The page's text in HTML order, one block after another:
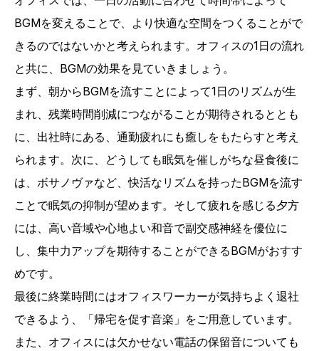
BGMを変えることで、より快適な空間をつくることがで
きるのではないかと考えられます。オフィスの1日の流れ
と共に、BGMの効果を見ていきましょう。
まず、朝からBGMを流すことによって1日のリズムが生
まれ、残業時間削減につながることが期待されるととも
に、出社時にある、通勤疲れにも癒しをもたらすと考え
られます。次に、どうしても眠気を催しがちな昼食後に
は、ボサノヴァなど、快活なリズムを持ったBGMを流す
ことで眠気の抑制が望めます。そして疲れを感じる夕方
には、高い音域や心地よい和音で副交感神経を優位に
し、集中力アップを期待することができるBGMがおすす
めです。
最後に終業時間にはオフィスワーカーが気持ちよく退社
できるよう、「帰宅を促す音楽」をご用意しています。
また、オフィスには欠かせない電話の保留音についても